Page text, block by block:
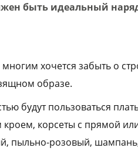
быть идеальный
хочется забыть о
образе.
будут пользоваться
корсеты с прямой
пыльно-розовый,